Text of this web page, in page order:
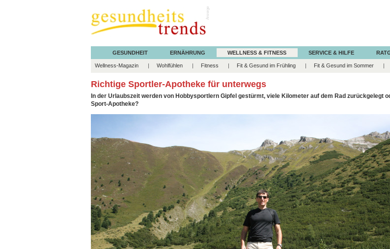
Anzeige
GESUNDHEIT ERNÄHRUNG WELLNESS & FITNESS SERVICE & HILFE
Wellness-Magazin Wohlfühlen Fitness Fit & Gesund im Frühling Fit & Gesund im Sommer
Richtige Sportler-Apotheke für unterwegs
In der Urlaubszeit werden von Hobbysportlern Gipfel gestürmt, viele Kilometer auf dem Rad zurückgelegt
Sport-Apotheke?